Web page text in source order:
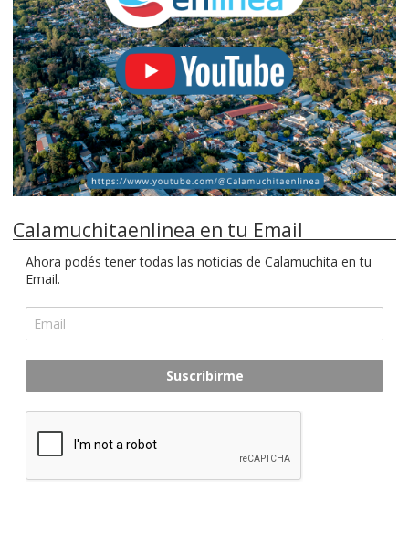
Calamuchitaenlinea en tu Email
Ahora podés tener todas las noticias de Calamuchita en tu
Email.
Suscribirme